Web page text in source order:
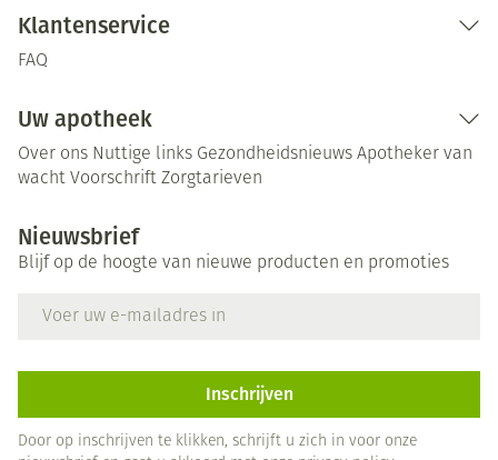
Klantenservice
FAQ
Uw apotheek
Over ons Nuttige links Gezondheidsnieuws Apotheker van
wacht Voorschrift Zorgtarieven
Nieuwsbrief
Blijf op de hoogte van nieuwe producten en promoties
Inschrijven
Door op inschrijven te klikken, schrijft u zich in voor onze